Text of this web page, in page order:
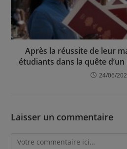
Après la réussite de leur
étudiants dans la quête
24/06/
Laisser un commentaire